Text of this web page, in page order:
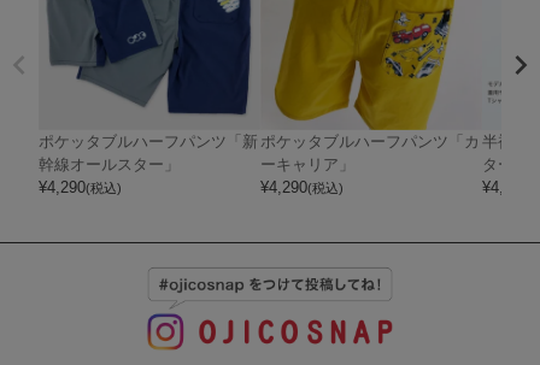
ポケッタブルハーフパンツ「新
幹線オールスター」
¥4,290(税込)
ポケッタブルハーフパンツ「カ
ーキャリア」
¥4,290(税込)
半袖T
ター」
¥4,070